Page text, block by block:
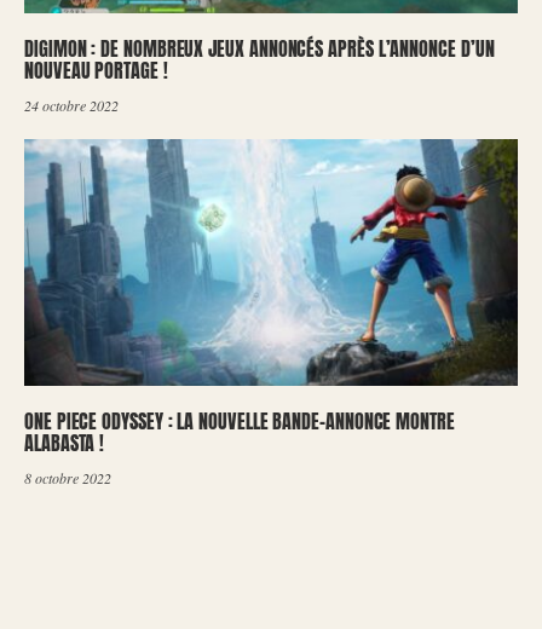
DIGIMON : DE NOMBREUX JEUX ANNONCÉS APRÈS L’ANNONCE D’UN
NOUVEAU PORTAGE !
24 octobre 2022
ONE PIECE ODYSSEY : LA NOUVELLE BANDE-ANNONCE MONTRE
ALABASTA !
8 octobre 2022